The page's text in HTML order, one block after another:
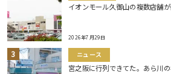
イオンモール久御山の複数店舗
2026年7月29日
ニュース
宮之阪に行列できてた。あら川